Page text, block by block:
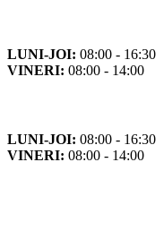
LUNI-JOI: 08:00 - 16:30
VINERI: 08:00 - 14:00
LUNI-JOI: 08:00 - 16:30
VINERI: 08:00 - 14:00